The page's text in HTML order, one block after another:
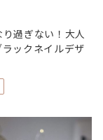
過ぎない！大人
ラックネイルデザ